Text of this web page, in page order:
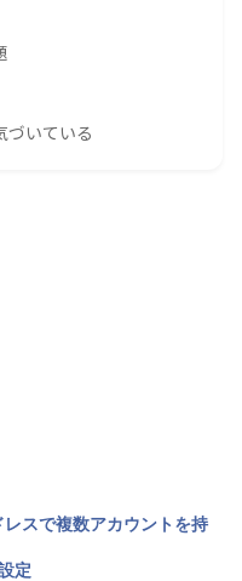
づいている
スで複数アカウントを持
定